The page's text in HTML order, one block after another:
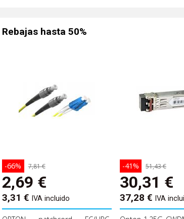
Rebajas hasta 50%
-66% 7,81 €
2,69 €
3,31 € IVA incluido
-41% 51,43 €
30,31 €
37,28 € IVA